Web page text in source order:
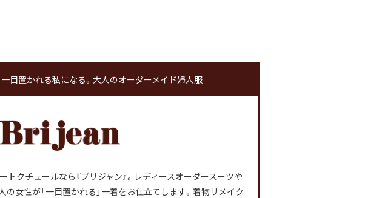
一目置かれる私になる。大人のオーダーメイド婦人服
トクチュールなら『ブリジャン』。レディースオーダースーツや
の女性が「一目置かれる」一着をお仕立てします。着物リメイク